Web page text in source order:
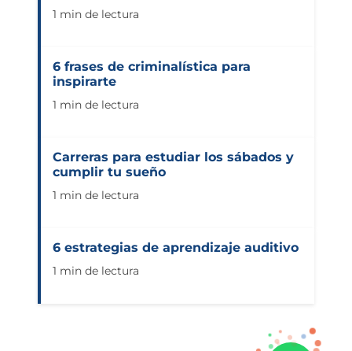
1 min de lectura
6 frases de criminalística para
inspirarte
1 min de lectura
Carreras para estudiar los sábados y
cumplir tu sueño
1 min de lectura
6 estrategias de aprendizaje auditivo
1 min de lectura